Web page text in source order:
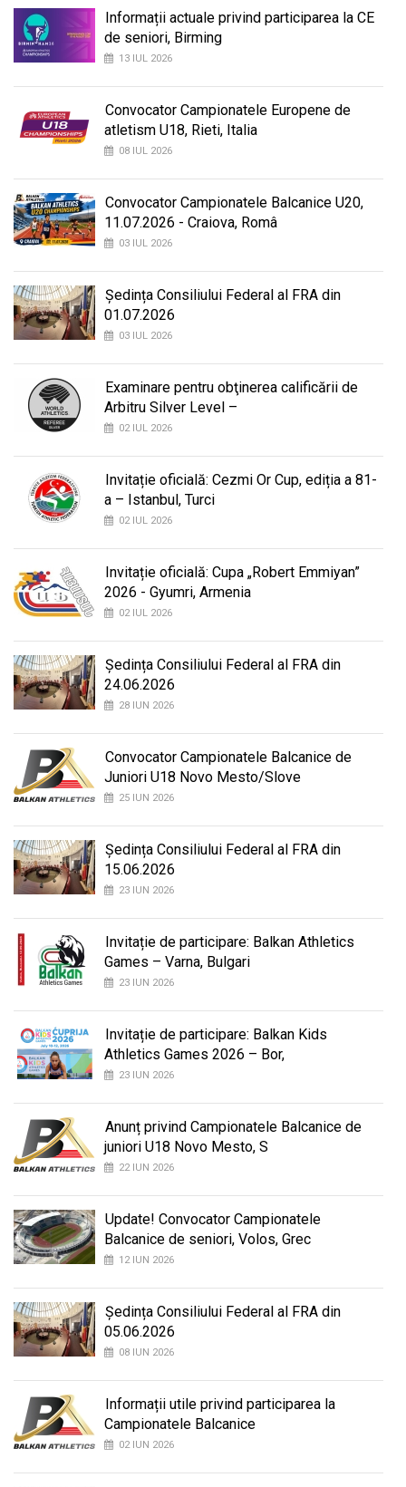
Informații actuale privind participarea la CE
de seniori, Birming
13 IUL 2026
Convocator Campionatele Europene de
atletism U18, Rieti, Italia
08 IUL 2026
Convocator Campionatele Balcanice U20,
11.07.2026 - Craiova, Româ
03 IUL 2026
Ședința Consiliului Federal al FRA din
01.07.2026
03 IUL 2026
Examinare pentru obţinerea calificării de
Arbitru Silver Level –
02 IUL 2026
Invitație oficială: Cezmi Or Cup, ediția a 81-
a – Istanbul, Turci
02 IUL 2026
Invitație oficială: Cupa „Robert Emmiyan”
2026 - Gyumri, Armenia
02 IUL 2026
Ședința Consiliului Federal al FRA din
24.06.2026
28 IUN 2026
Convocator Campionatele Balcanice de
Juniori U18 Novo Mesto/Slove
25 IUN 2026
Ședința Consiliului Federal al FRA din
15.06.2026
23 IUN 2026
Invitație de participare: Balkan Athletics
Games – Varna, Bulgari
23 IUN 2026
Invitație de participare: Balkan Kids
Athletics Games 2026 – Bor,
23 IUN 2026
Anunț privind Campionatele Balcanice de
juniori U18 Novo Mesto, S
22 IUN 2026
Update! Convocator Campionatele
Balcanice de seniori, Volos, Grec
12 IUN 2026
Ședința Consiliului Federal al FRA din
05.06.2026
08 IUN 2026
Informații utile privind participarea la
Campionatele Balcanice
02 IUN 2026